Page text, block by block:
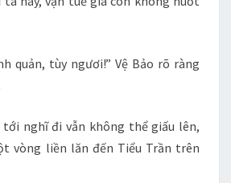
quản, tùy ngươi!” Vệ Bảo rõ ràng
tới nghĩ đi vẫn không thể giấu lên,
vòng liền lăn đến Tiểu Trần trên